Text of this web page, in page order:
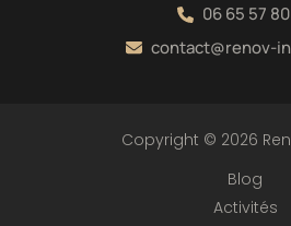
06 65 57
contact@renov-
Copyright © 2026
Blog
Activités